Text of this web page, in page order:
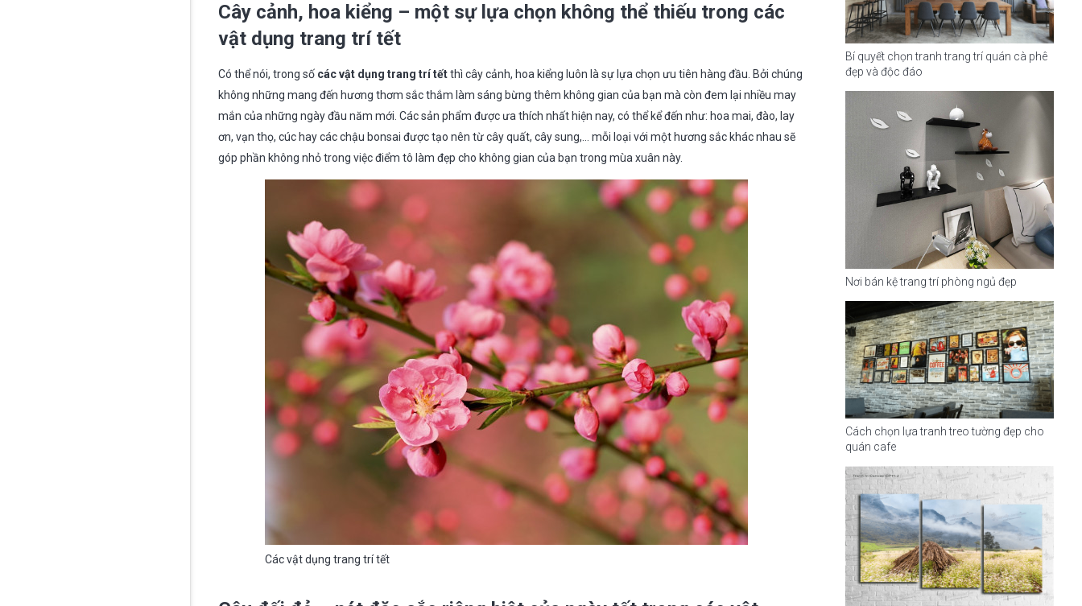
Cây cảnh, hoa kiểng – một sự lựa chọn không thể thiếu trong các
vật dụng trang trí tết
Có thể nói, trong số các vật dụng trang trí tếtthì cây cảnh, hoa kiểng luôn là sự lựa chọn ưu tiên hàng đầu. Bởi chúng
không những mang đến hương thơm sắc thắm làm sáng bừng thêm không gian của bạn mà còn đem lại nhiều may
mắn của những ngày đầu năm mới. Các sản phẩm được ưa thích nhất hiện nay, có thể kể đến như: hoa mai, đào, lay
ơn, vạn thọ, cúc hay các chậu bonsai được tạo nên từ cây quất, cây sung,… mỗi loại với một hương sắc khác nhau sẽ
góp phần không nhỏ trong việc điểm tô làm đẹp cho không gian của bạn trong mùa xuân này.
Các vật dụng trang trí tết
Bí quyết chọn tranh trang trí quán cà phê
đẹp và độc đáo
Nơi bán kệ trang trí phòng ngủ đẹp
Cách chọn lựa tranh treo tường đẹp cho
quán cafe